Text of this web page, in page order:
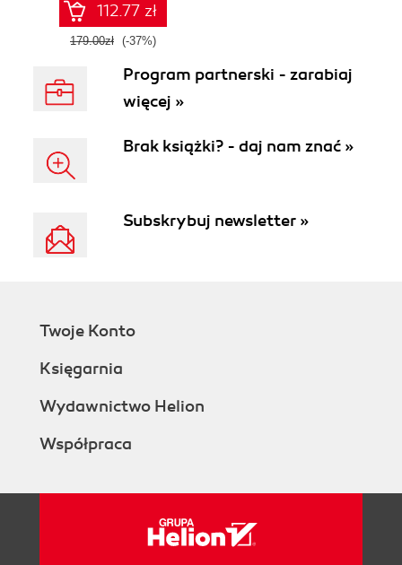
112.77 zł
179.00zł (-37%)
Program partnerski - zarabiaj
więcej »
Brak książki? - daj nam znać »
Subskrybuj newsletter »
Twoje Konto
Księgarnia
Wydawnictwo Helion
Współpraca